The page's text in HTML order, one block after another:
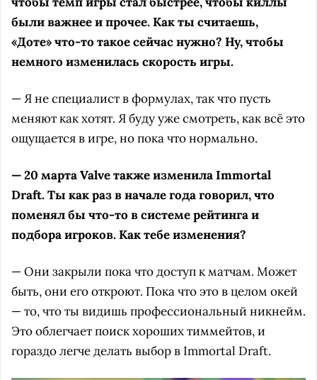
были важнее и прочее. Как ты считаешь,
«Доте» что-то такое сейчас нужно? Ну, чтобы
немного изменилась скорость игры.
— Я не специалист в формулах, так что пусть
меняют как хотят. Я буду уже смотреть, как всё это
ощущается в игре, но пока что нормально.
— 20 марта Valve также изменила Immortal
Draft. Ты как раз в начале года говорил, что
поменял бы что-то в системе рейтинга и
подбора игроков. Как тебе изменения?
— Они закрыли пока что доступ к матчам. Может
быть, они его откроют. Пока что это в целом окей
— то, что ты видишь профессиональный никнейм.
Это облегчает поиск хороших тиммейтов, и
гораздо легче делать выбор в Immortal Draft.